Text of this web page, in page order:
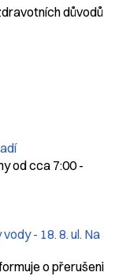
důvodů
od cca 7:00 -
- 18. 8. ul. Na
o přerušeni